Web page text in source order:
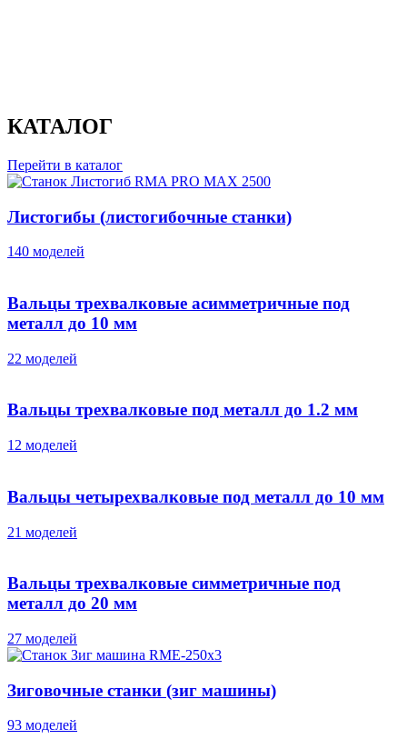
КАТАЛОГ
Перейти в каталог
Листогибы (листогибочные станки)
140 моделей
Вальцы трехвалковые асимметричные под
металл до 10 мм
22 моделей
Вальцы трехвалковые под металл до 1.2 мм
12 моделей
Вальцы четырехвалковые под металл до 10 мм
21 моделей
Вальцы трехвалковые симметричные под
металл до 20 мм
27 моделей
Зиговочные станки (зиг машины)
93 моделей